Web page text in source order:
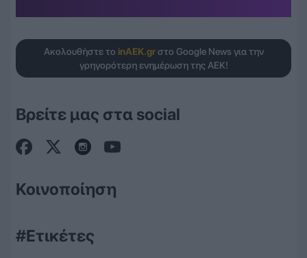
Ακολουθήστε το inAEK.grστο Google News για την
γρηγορότερη ενημέρωση της ΑΕΚ!
Βρείτε μας στα social
Κοινοποίηση
#Ετικέτες